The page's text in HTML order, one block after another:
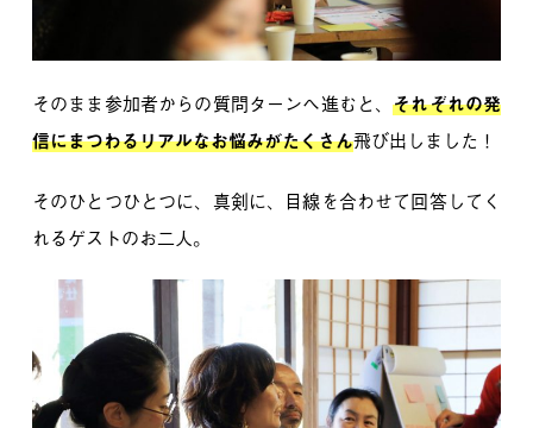
そのまま参加者からの質問ターンへ進むと、それぞれの発
信にまつわるリアルなお悩みがたくさん飛び出しました！
そのひとつひとつに、真剣に、目線を合わせて回答してく
れるゲストのお二人。